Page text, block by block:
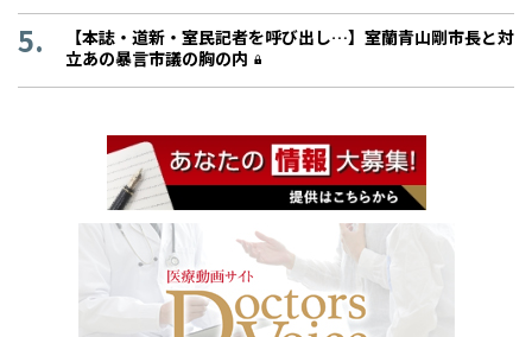
【本誌・道新・室民記者を呼び出し…】室蘭青山剛市長と対
立あの暴言市議の胸の内